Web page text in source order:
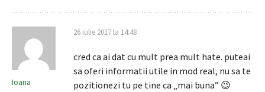
Ioana
26 iulie 2017 la 14:48
cred ca ai dat cu mult prea mult hate. puteai
sa oferi informatii utile in mod real, nu sa te
pozitionezi tu pe tine ca „mai buna” 😉